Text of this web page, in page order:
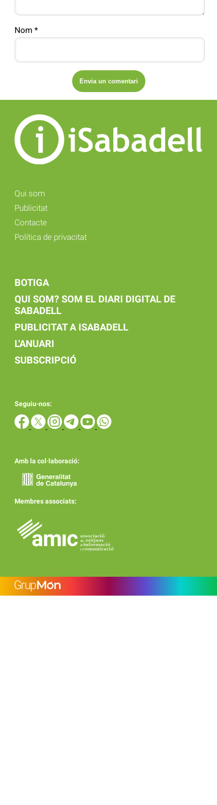
Nom *
Qui som
Publicitat
Contacte
Política de privacitat
BOTIGA
QUI SOM? SOM EL DIARI DIGITAL DE
SABADELL
PUBLICITAT A ISABADELL
L'ANUARI
SUBSCRIPCIÓ
Seguiu-nos:
Amb la col·laboració:
Membres associats: